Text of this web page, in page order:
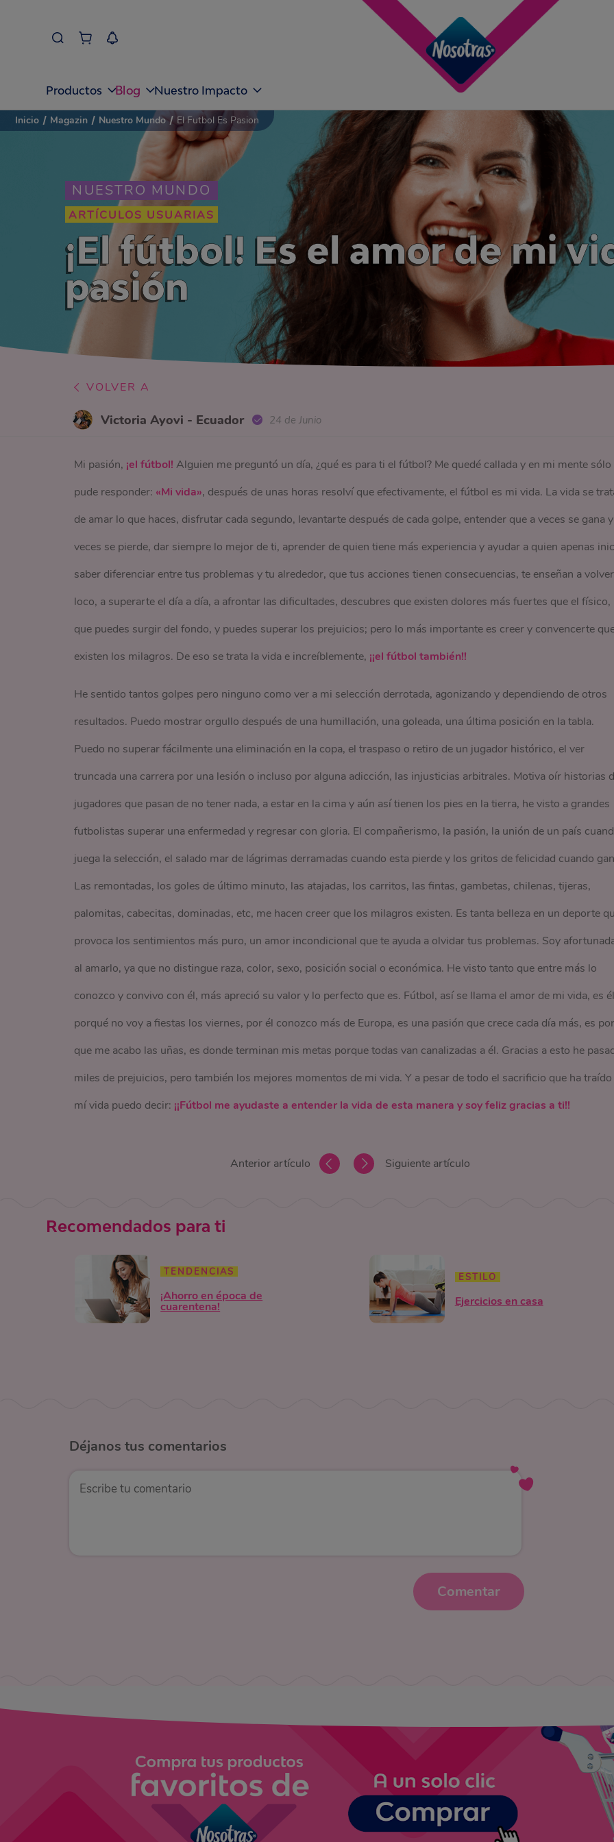
Productos Blog Nuestro Impacto
NUESTRO MUNDO
ARTÍCULOS USUARIAS
¡El fútbol! Es el amor de mi
pasión
Inicio / Magazin / Nuestro Mundo / El Futbol Es Pasion
VOLVER A
Victoria Ayovi - Ecuador 24 de Junio
Mi pasión, ¡el fútbol! Alguien me preguntó un día, ¿qué es para ti el fútbol? Me quedé callada y en mi mente sólo
pude responder: «Mi vida», después de unas horas resolví que efectivamente, el fútbol es mi vida. La vida se
de amar lo que haces, disfrutar cada segundo, levantarte después de cada golpe, entender que a veces se gana
veces se pierde, dar siempre lo mejor de ti, aprender de quien tiene más experiencia y ayudar a quien apenas
saber diferenciar entre tus problemas y tu alrededor, que tus acciones tienen consecuencias, te enseñan a
loco, a superarte el día a día, a afrontar las dificultades, descubres que existen dolores más fuertes que el físico,
que puedes surgir del fondo, y puedes superar los prejuicios; pero lo más importante es creer y convencerte
existen los milagros. De eso se trata la vida e increíblemente, ¡¡el fútbol también!!
He sentido tantos golpes pero ninguno como ver a mi selección derrotada, agonizando y dependiendo de otros
resultados. Puedo mostrar orgullo después de una humillación, una goleada, una última posición en la tabla.
Puedo no superar fácilmente una eliminación en la copa, el traspaso o retiro de un jugador histórico, el ver
truncada una carrera por una lesión o incluso por alguna adicción, las injusticias arbitrales. Motiva oír historias
jugadores que pasan de no tener nada, a estar en la cima y aún así tienen los pies en la tierra, he visto a grandes
futbolistas superar una enfermedad y regresar con gloria. El compañerismo, la pasión, la unión de un país
juega la selección, el salado mar de lágrimas derramadas cuando esta pierde y los gritos de felicidad cuando
Las remontadas, los goles de último minuto, las atajadas, los carritos, las fintas, gambetas, chilenas, tijeras,
palomitas, cabecitas, dominadas, etc, me hacen creer que los milagros existen. Es tanta belleza en un deporte
provoca los sentimientos más puro, un amor incondicional que te ayuda a olvidar tus problemas. Soy
al amarlo, ya que no distingue raza, color, sexo, posición social o económica. He visto tanto que entre más lo
conozco y convivo con él, más apreció su valor y lo perfecto que es. Fútbol, así se llama el amor de mi vida, es
porqué no voy a fiestas los viernes, por él conozco más de Europa, es una pasión que crece cada día más, es
que me acabo las uñas, es donde terminan mis metas porque todas van canalizadas a él. Gracias a esto he
miles de prejuicios, pero también los mejores momentos de mi vida. Y a pesar de todo el sacrificio que ha traído
mí vida puedo decir: ¡¡Fútbol me ayudaste a entender la vida de esta manera y soy feliz gracias a ti!!
Anterior artículo Siguiente artículo
Recomendados para ti
TENDENCIAS
¡Ahorro en época de
cuarentena!
ESTILO
Ejercicios en casa
Déjanos tus comentarios
Comentar